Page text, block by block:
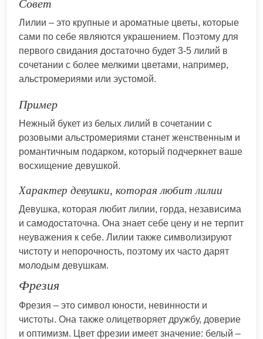
Совет
Лилии – это крупные и ароматные цветы, которые
сами по себе являются украшением. Поэтому для
первого свидания достаточно будет 3-5 лилий в
сочетании с более мелкими цветами, например,
альстромериями или эустомой.
Пример
Нежный букет из белых лилий в сочетании с
розовыми альстромериями станет женственным и
романтичным подарком, который подчеркнет ваше
восхищение девушкой.
Характер девушки, которая любит лилии
Девушка, которая любит лилии, горда, независима
и самодостаточна. Она знает себе цену и не терпит
неуважения к себе. Лилии также символизируют
чистоту и непорочность, поэтому их часто дарят
молодым девушкам.
Фрезия
Фрезия – это символ юности, невинности и
чистоты. Она также олицетворяет дружбу, доверие
и оптимизм. Цвет фрезии имеет значение: белый –